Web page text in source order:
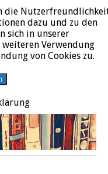
IMPRESSUM ÜBER JURALIT
Literatur
die
dazu und zu den
sich in unserer
Verwendung
von Cookies zu.